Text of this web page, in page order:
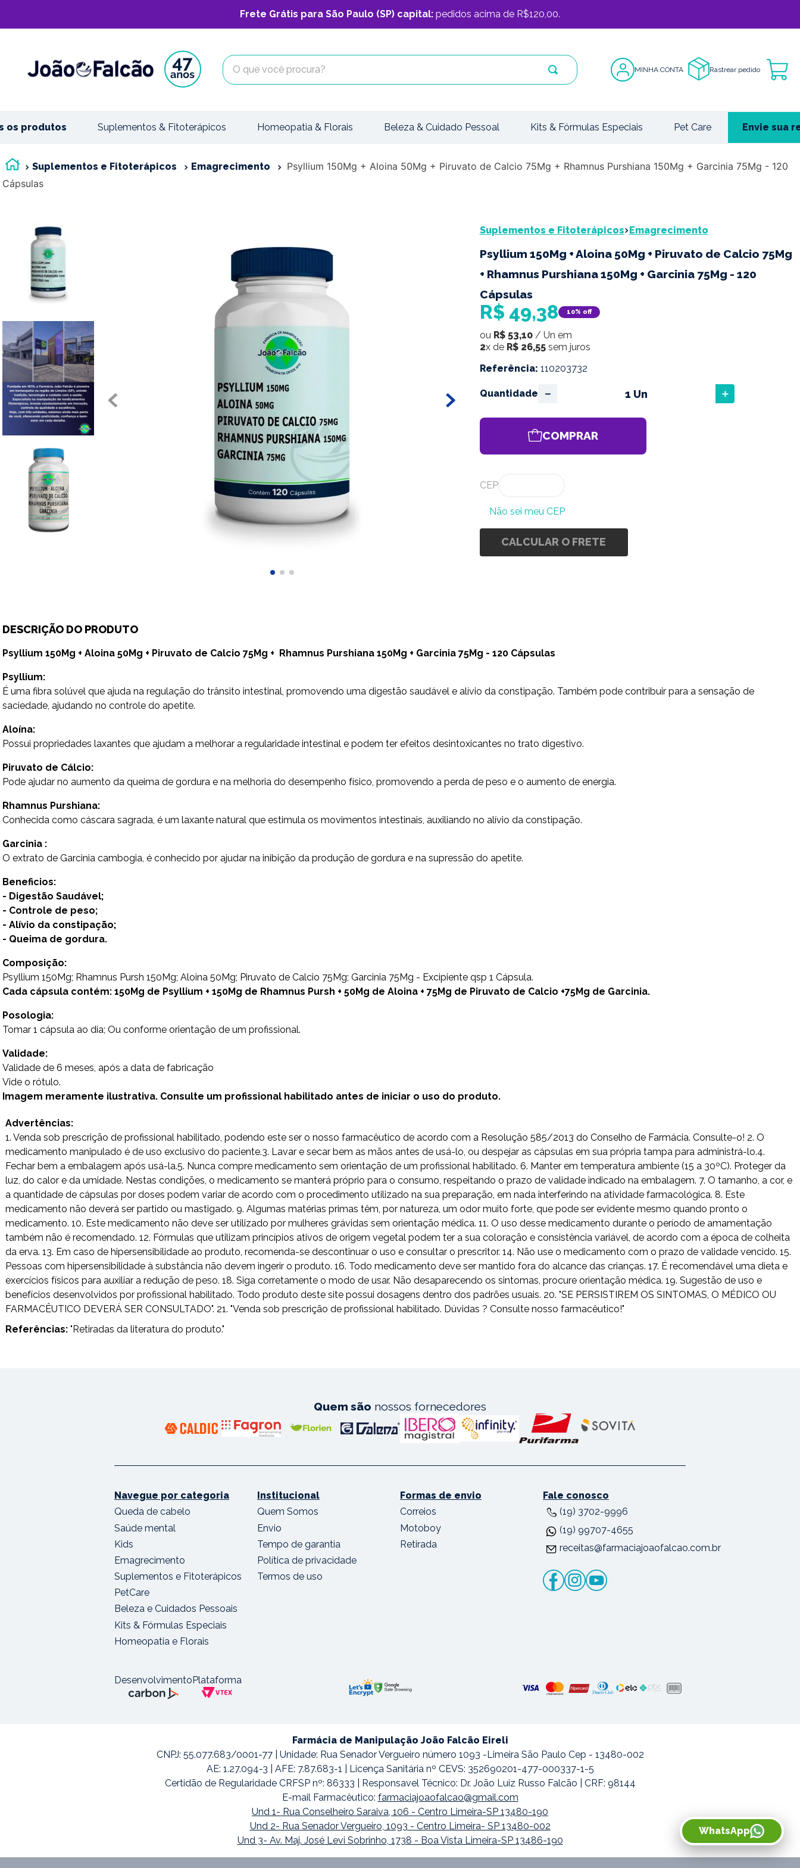
Frete Grátis para São Paulo (SP) capital: pedidos acima de R$120,00.
O que você procura?
MINHA CONTA Rastrear pedido
os produtos Suplementos & Fitoterápicos Homeopatia & Florais Beleza & Cuidado Pessoal Kits & Fórmulas Especiais Pet Care Envie sua
Suplementos e Fitoterápicos Emagrecimento
Psyllium 150Mg + Aloina 50Mg + Piruvato de Calcio 75Mg + Rhamnus Purshiana 150Mg + Garcinia 75Mg - 120
Cápsulas
Suplementos e Fitoterápicos Emagrecimento
Psyllium 150Mg + Aloina 50Mg + Piruvato de Calcio 75Mg
+ Rhamnus Purshiana 150Mg + Garcinia 75Mg - 120
Cápsulas
R$ 49,38 10% off
ou R$ 53,10/ Un em
2x de R$ 26,55sem juros
Referência: 110203732
Quantidade ＋
－
COMPRAR
CEP
Não sei meu CEP
CALCULAR O FRETE
DESCRIÇÃO DO PRODUTO
Psyllium 150Mg + Aloina 50Mg + Piruvato de Calcio 75Mg + Rhamnus Purshiana 150Mg + Garcinia 75Mg - 120 Cápsulas
Psyllium:
É uma fibra solúvel que ajuda na regulação do trânsito intestinal, promovendo uma digestão saudável e alívio da constipação. Também pode contribuir para a sensação de
saciedade, ajudando no controle do apetite.
Aloína:
Possui propriedades laxantes que ajudam a melhorar a regularidade intestinal e podem ter efeitos desintoxicantes no trato digestivo.
Piruvato de Cálcio:
Pode ajudar no aumento da queima de gordura e na melhoria do desempenho físico, promovendo a perda de peso e o aumento de energia.
Rhamnus Purshiana:
Conhecida como cáscara sagrada, é um laxante natural que estimula os movimentos intestinais, auxiliando no alívio da constipação.
Garcinia :
O extrato de Garcinia cambogia, é conhecido por ajudar na inibição da produção de gordura e na supressão do apetite.
Beneficios:
- Digestão Saudável;
- Controle de peso;
- Alívio da constipação;
- Queima de gordura.
Composição:
Psyllium 150Mg; Rhamnus Pursh 150Mg; Aloina 50Mg; Piruvato de Calcio 75Mg; Garcinia 75Mg - Excipiente qsp 1 Cápsula.
Cada cápsula contém: 150Mg de Psyllium + 150Mg de Rhamnus Pursh + 50Mg de Aloina + 75Mg de Piruvato de Calcio +75Mg de Garcinia.
Posologia:
Tomar 1 cápsula ao dia; Ou conforme orientação de um profissional.
Validade:
Validade de 6 meses, após a data de fabricação
Vide o rótulo.
Imagem meramente ilustrativa. Consulte um profissional habilitado antes de iniciar o uso do produto.
Advertências:
1. Venda sob prescrição de profissional habilitado, podendo este ser o nosso farmacêutico de acordo com a Resolução 585/2013 do Conselho de Farmácia. Consulte-o! 2. O
medicamento manipulado é de uso exclusivo do paciente.3. Lavar e secar bem as mãos antes de usá-lo, ou despejar as cápsulas em sua própria tampa para administrá-lo.4.
Fechar bem a embalagem após usá-la.5. Nunca compre medicamento sem orientação de um profissional habilitado. 6. Manter em temperatura ambiente (15 a 30ºC). Proteger da
luz, do calor e da umidade. Nestas condições, o medicamento se manterá próprio para o consumo, respeitando o prazo de validade indicado na embalagem. 7. O tamanho, a cor, e
a quantidade de cápsulas por doses podem variar de acordo com o procedimento utilizado na sua preparação, em nada interferindo na atividade farmacológica. 8. Este
medicamento não deverá ser partido ou mastigado. 9. Algumas matérias primas têm, por natureza, um odor muito forte, que pode ser evidente mesmo quando pronto o
medicamento. 10. Este medicamento não deve ser utilizado por mulheres grávidas sem orientação médica. 11. O uso desse medicamento durante o período de amamentação
também não é recomendado. 12. Fórmulas que utilizam princípios ativos de origem vegetal podem ter a sua coloração e consistência variável, de acordo com a época de colheita
da erva. 13. Em caso de hipersensibilidade ao produto, recomenda-se descontinuar o uso e consultar o prescritor. 14. Não use o medicamento com o prazo de validade vencido. 15.
Pessoas com hipersensibilidade à substância não devem ingerir o produto. 16. Todo medicamento deve ser mantido fora do alcance das crianças. 17. É recomendável uma dieta e
exercícios físicos para auxiliar a redução de peso. 18. Siga corretamente o modo de usar. Não desaparecendo os sintomas, procure orientação médica. 19. Sugestão de uso e
benefícios desenvolvidos por profissional habilitado. Todo produto deste site possui dosagens dentro dos padrões usuais. 20. "SE PERSISTIREM OS SINTOMAS, O MÉDICO OU
FARMACÊUTICO DEVERÁ SER CONSULTADO". 21. "Venda sob prescrição de profissional habilitado. Dúvidas ? Consulte nosso farmacêutico!"
Referências: "Retiradas da literatura do produto."
Quem são nossos fornecedores
Navegue por categoria
Queda de cabelo
Saúde mental
Kids
Emagrecimento
Suplementos e Fitoterápicos
PetCare
Beleza e Cuidados Pessoais
Kits & Fórmulas Especiais
Homeopatia e Florais
Institucional
Quem Somos
Envio
Tempo de garantia
Política de privacidade
Termos de uso
Formas de envio
Correios
Motoboy
Retirada
Fale conosco
(19) 3702-9996
(19) 99707-4655
receitas@farmaciajoaofalcao.com.br
DesenvolvimentoPlataforma
Farmácia de Manipulação João Falcão Eireli
CNPJ: 55.077.683/0001-77 | Unidade: Rua Senador Vergueiro número 1093 -Limeira São Paulo Cep - 13480-002
AE: 1.27.094-3 | AFE: 7.87.683-1 | Licença Sanitária nº CEVS: 352690201-477-000337-1-5
Certidão de Regularidade CRFSP nº: 86333 | Responsavel Técnico: Dr. João Luiz Russo Falcão | CRF: 98144
E-mail Farmacêutico: farmaciajoaofalcao@gmail.com
Und 1- Rua Conselheiro Saraiva, 106 - Centro Limeira-SP 13480-190
Und 2- Rua Senador Vergueiro, 1093 - Centro Limeira- SP 13480-002
Und 3- Av. Maj. José Levi Sobrinho, 1738 - Boa Vista Limeira-SP 13486-190
WhatsApp